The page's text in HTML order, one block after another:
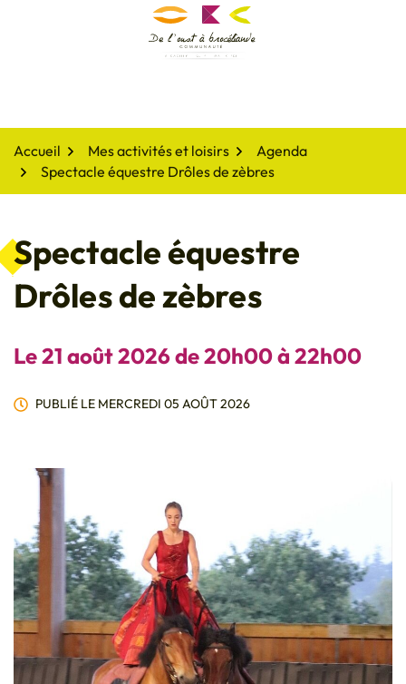
De l'oust à Brocéliande
Accueil Mes activités et loisirs
Agenda
Spectacle équestre Drôles de zèbres
Spectacle équestre
Drôles de zèbres
Le21 août2026de 20h00 à 22h00
PUBLIÉ LE MERCREDI 05 AOÛT 2026